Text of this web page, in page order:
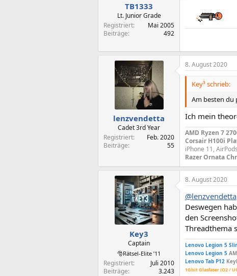
TB1333
Lt. Junior Grade
Registriert
Mai 2005
Beiträge
492
lenzvendetta
Cadet 3rd Year
Registriert
Feb. 2020
Beiträge
55
8. August 2020
Key³ schrieb:
Am besten du
Ich mein
AMD Ryzen 7
Corsair H100i
iPhone 11,
Razer Ornata
Key3
Captain
🎅Rätsel-Elite ’11
Registriert
Juli 2010
Beiträge
3.243
8. August 2020
@lenzvendetta
Deswegen
den
Threadthema
Lenovo Legion 5
Lenovo Legion 5
Lenovo Tab P12
1Gbit Glasfaser (O2 /